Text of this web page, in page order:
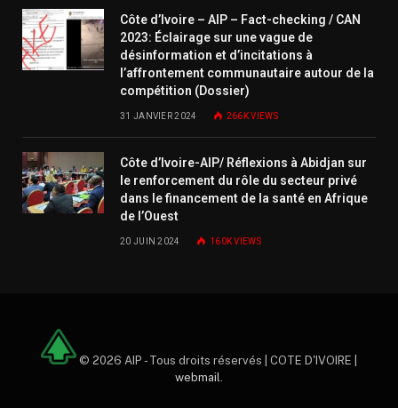
Côte d’Ivoire – AIP – Fact-checking / CAN
2023: Éclairage sur une vague de
désinformation et d’incitations à
l’affrontement communautaire autour de la
compétition (Dossier)
31 JANVIER 2024 266KVIEWS
Côte d’Ivoire-AIP/ Réflexions à Abidjan sur
le renforcement du rôle du secteur privé
dans le financement de la santé en Afrique
de l’Ouest
20 JUIN 2024 160KVIEWS
© 2026 AIP - Tous droits réservés | COTE D'IVOIRE |
webmail.